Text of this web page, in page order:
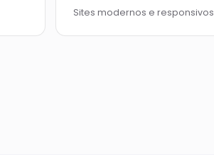
Sites modernos e responsivos